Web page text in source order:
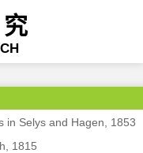
in Selys and Hagen, 1853
1815